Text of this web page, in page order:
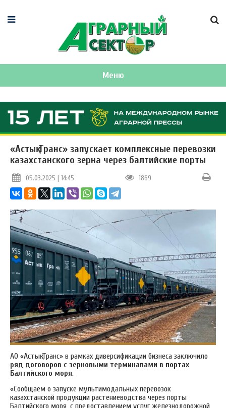
Меню
«Астық Транс» запускает комплексные перевозки
казахстанского зерна через балтийские порты
05.03.2025 | 14:45 1869
АО «Астық Транс» в рамках диверсификации бизнеса заключило
ряд договоров с зерновыми терминалами в портах
Балтийского моря.
«Сообщаем о запуске мультимодальных перевозок
казахстанской продукции растениеводства через порты
Балтийского моря, с предоставлением услуг железнодорожной